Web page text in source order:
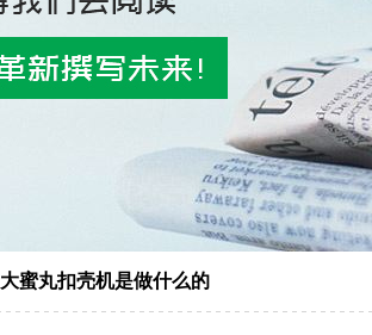
大蜜丸扣壳机是做什么的